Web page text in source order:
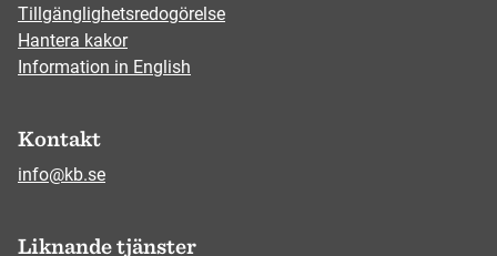
Tillgänglighetsredogörelse
Hantera kakor
Information in English
Kontakt
info@kb.se
Liknande tjänster